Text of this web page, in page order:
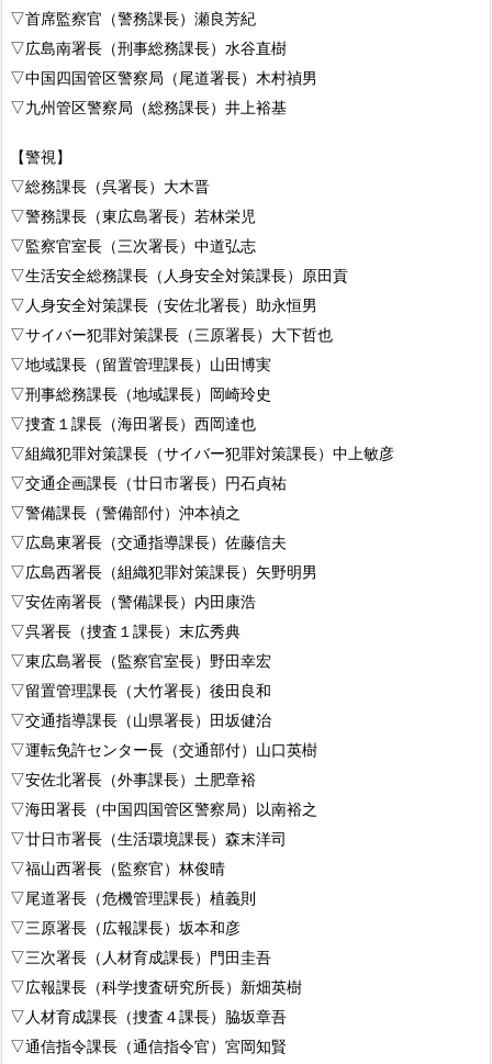
▽首席監察官（警務課長）瀬良芳紀
▽広島南署長（刑事総務課長）水谷直樹
▽中国四国管区警察局（尾道署長）木村禎男
▽九州管区警察局（総務課長）井上裕基
【警視】
▽総務課長（呉署長）大木晋
▽警務課長（東広島署長）若林栄児
▽監察官室長（三次署長）中道弘志
▽生活安全総務課長（人身安全対策課長）原田貢
▽人身安全対策課長（安佐北署長）助永恒男
▽サイバー犯罪対策課長（三原署長）大下哲也
▽地域課長（留置管理課長）山田博実
▽刑事総務課長（地域課長）岡崎玲史
▽捜査１課長（海田署長）西岡達也
▽組織犯罪対策課長（サイバー犯罪対策課長）中上敏彦
▽交通企画課長（廿日市署長）円石貞祐
▽警備課長（警備部付）沖本禎之
▽広島東署長（交通指導課長）佐藤信夫
▽広島西署長（組織犯罪対策課長）矢野明男
▽安佐南署長（警備課長）内田康浩
▽呉署長（捜査１課長）末広秀典
▽東広島署長（監察官室長）野田幸宏
▽留置管理課長（大竹署長）後田良和
▽交通指導課長（山県署長）田坂健治
▽運転免許センター長（交通部付）山口英樹
▽安佐北署長（外事課長）土肥章裕
▽海田署長（中国四国管区警察局）以南裕之
▽廿日市署長（生活環境課長）森末洋司
▽福山西署長（監察官）林俊晴
▽尾道署長（危機管理課長）植義則
▽三原署長（広報課長）坂本和彦
▽三次署長（人材育成課長）門田圭吾
▽広報課長（科学捜査研究所長）新畑英樹
▽人材育成課長（捜査４課長）脇坂章吾
▽通信指令課長（通信指令官）宮岡知賢